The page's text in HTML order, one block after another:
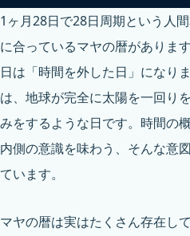
1ヶ月28日で28日周期という人
に合っているマヤの暦がありま
日は「時間を外した日」になり
は、地球が完全に太陽を一回り
みをするような日です。時間の
内側の意識を味わう、そんな意
ています。
マヤの暦は実はたくさん存在し